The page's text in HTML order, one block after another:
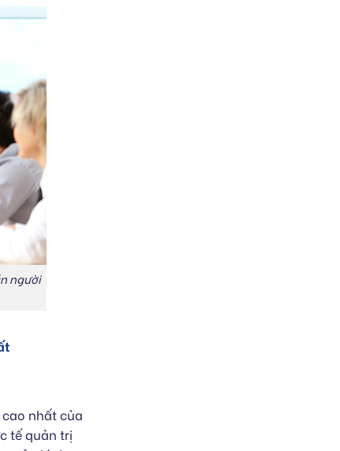
người
nhất của
tế quản trị